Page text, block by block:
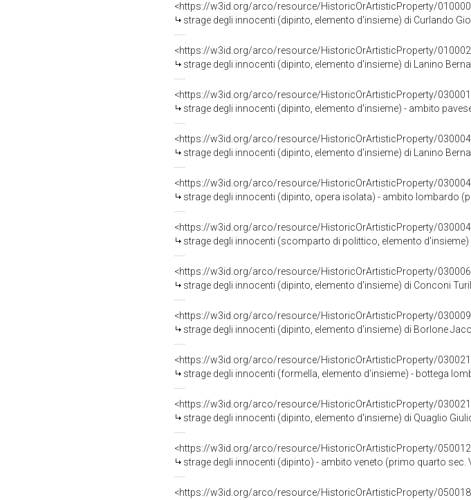
<https://w3id.org/arco/resource/HistoricOrArtisticProperty/
strage degli innocenti (dipinto, elemento d'insieme) di Curlando
<https://w3id.org/arco/resource/HistoricOrArtisticProperty/
strage degli innocenti (dipinto, elemento d'insieme) di Lanino
<https://w3id.org/arco/resource/HistoricOrArtisticProperty/
strage degli innocenti (dipinto, elemento d'insieme) - ambito
<https://w3id.org/arco/resource/HistoricOrArtisticProperty/
strage degli innocenti (dipinto, elemento d'insieme) di Lanino
<https://w3id.org/arco/resource/HistoricOrArtisticProperty/
strage degli innocenti (dipinto, opera isolata) - ambito lombardo
<https://w3id.org/arco/resource/HistoricOrArtisticProperty/
strage degli innocenti (scomparto di polittico, elemento
<https://w3id.org/arco/resource/HistoricOrArtisticProperty/
strage degli innocenti (dipinto, elemento d'insieme) di Conconi
<https://w3id.org/arco/resource/HistoricOrArtisticProperty/
strage degli innocenti (dipinto, elemento d'insieme) di Borlone
<https://w3id.org/arco/resource/HistoricOrArtisticProperty/
strage degli innocenti (formella, elemento d'insieme) - bottega
<https://w3id.org/arco/resource/HistoricOrArtisticProperty/
strage degli innocenti (dipinto, elemento d'insieme) di Quaglio
<https://w3id.org/arco/resource/HistoricOrArtisticProperty/
strage degli innocenti (dipinto) - ambito veneto (primo quarto sec.
<https://w3id.org/arco/resource/HistoricOrArtisticProperty/